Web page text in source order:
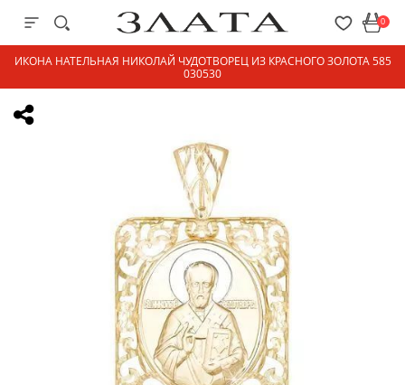
0
ИКОНА НАТЕЛЬНАЯ НИКОЛАЙ ЧУДОТВОРЕЦ ИЗ КРАСНОГО ЗОЛОТА 585
030530